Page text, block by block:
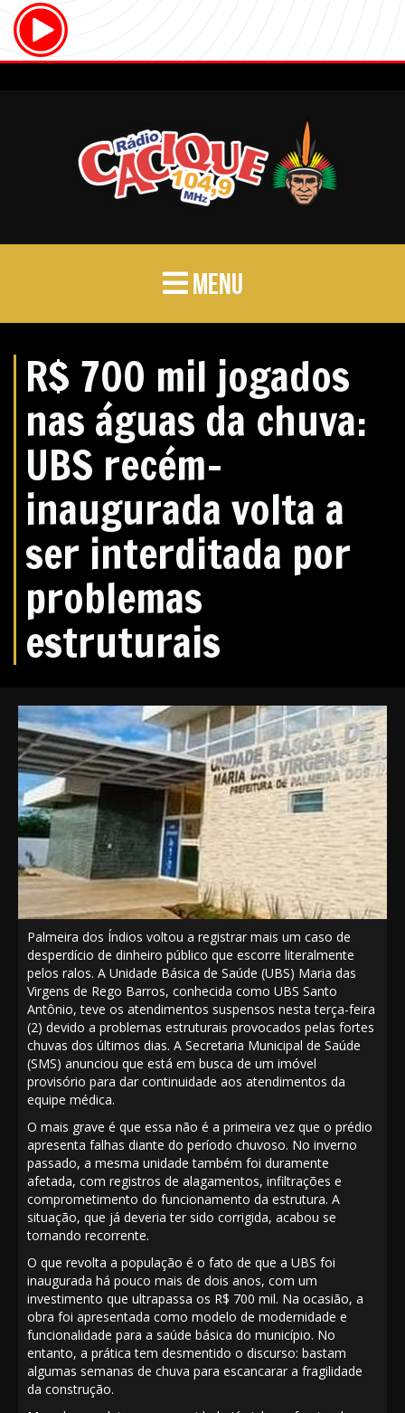
MENU
R$ 700 mil jogados
nas águas da chuva:
UBS recém-
inaugurada volta a
ser interditada por
problemas
estruturais
Palmeira dos Índios voltou a registrar mais um caso de
desperdício de dinheiro público que escorre literalmente
pelos ralos. A Unidade Básica de Saúde (UBS) Maria das
Virgens de Rego Barros, conhecida como UBS Santo
Antônio, teve os atendimentos suspensos nesta terça-feira
(2) devido a problemas estruturais provocados pelas fortes
chuvas dos últimos dias. A Secretaria Municipal de Saúde
(SMS) anunciou que está em busca de um imóvel
provisório para dar continuidade aos atendimentos da
equipe médica.
O mais grave é que essa não é a primeira vez que o prédio
apresenta falhas diante do período chuvoso. No inverno
passado, a mesma unidade também foi duramente
afetada, com registros de alagamentos, infiltrações e
comprometimento do funcionamento da estrutura. A
situação, que já deveria ter sido corrigida, acabou se
tornando recorrente.
O que revolta a população é o fato de que a UBS foi
inaugurada há pouco mais de dois anos, com um
investimento que ultrapassa os R$ 700 mil. Na ocasião, a
obra foi apresentada como modelo de modernidade e
funcionalidade para a saúde básica do município. No
entanto, a prática tem desmentido o discurso: bastam
algumas semanas de chuva para escancarar a fragilidade
da construção.